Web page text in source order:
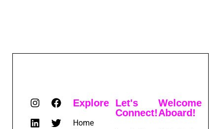
Explore
Home
Let's
Connect!
Welcome
Aboard!